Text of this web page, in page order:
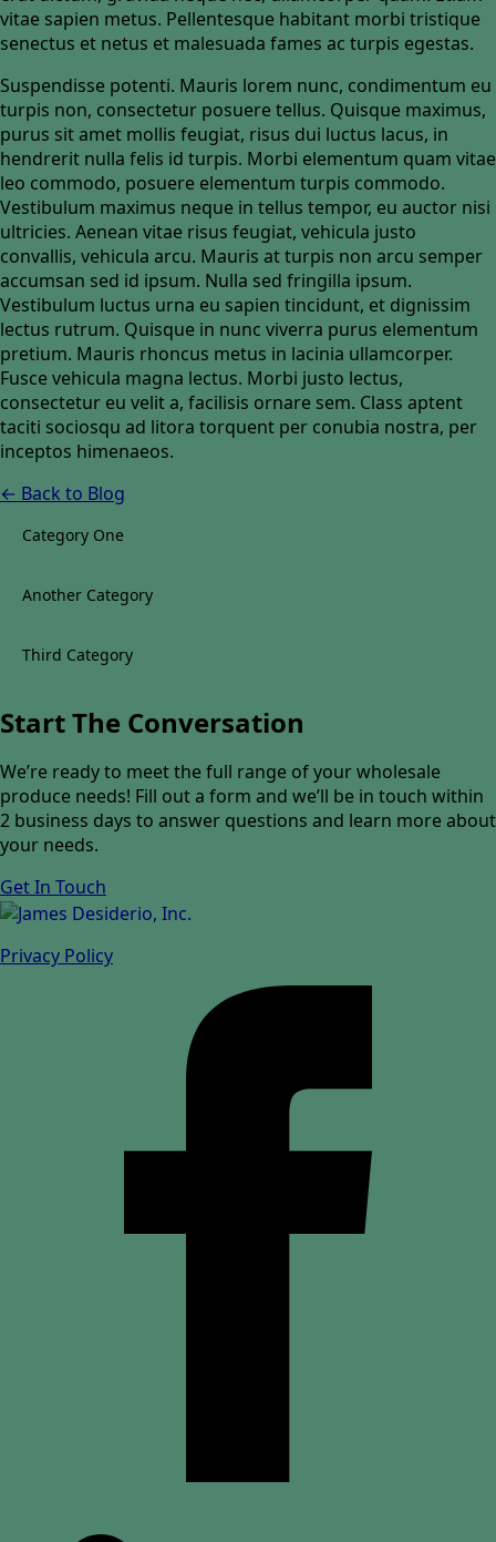
vitae sapien metus. Pellentesque habitant morbi tristique
senectus et netus et malesuada fames ac turpis egestas.
Suspendisse potenti. Mauris lorem nunc, condimentum eu
turpis non, consectetur posuere tellus. Quisque maximus,
purus sit amet mollis feugiat, risus dui luctus lacus, in
hendrerit nulla felis id turpis. Morbi elementum quam vitae
leo commodo, posuere elementum turpis commodo.
Vestibulum maximus neque in tellus tempor, eu auctor nisi
ultricies. Aenean vitae risus feugiat, vehicula justo
convallis, vehicula arcu. Mauris at turpis non arcu semper
accumsan sed id ipsum. Nulla sed fringilla ipsum.
Vestibulum luctus urna eu sapien tincidunt, et dignissim
lectus rutrum. Quisque in nunc viverra purus elementum
pretium. Mauris rhoncus metus in lacinia ullamcorper.
Fusce vehicula magna lectus. Morbi justo lectus,
consectetur eu velit a, facilisis ornare sem. Class aptent
taciti sociosqu ad litora torquent per conubia nostra, per
inceptos himenaeos.
← Back to Blog
Category One
Another Category
Third Category
Start The Conversation
We’re ready to meet the full range of your wholesale
produce needs! Fill out a form and we’ll be in touch within
2 business days to answer questions and learn more about
your needs.
Get In Touch
Privacy Policy